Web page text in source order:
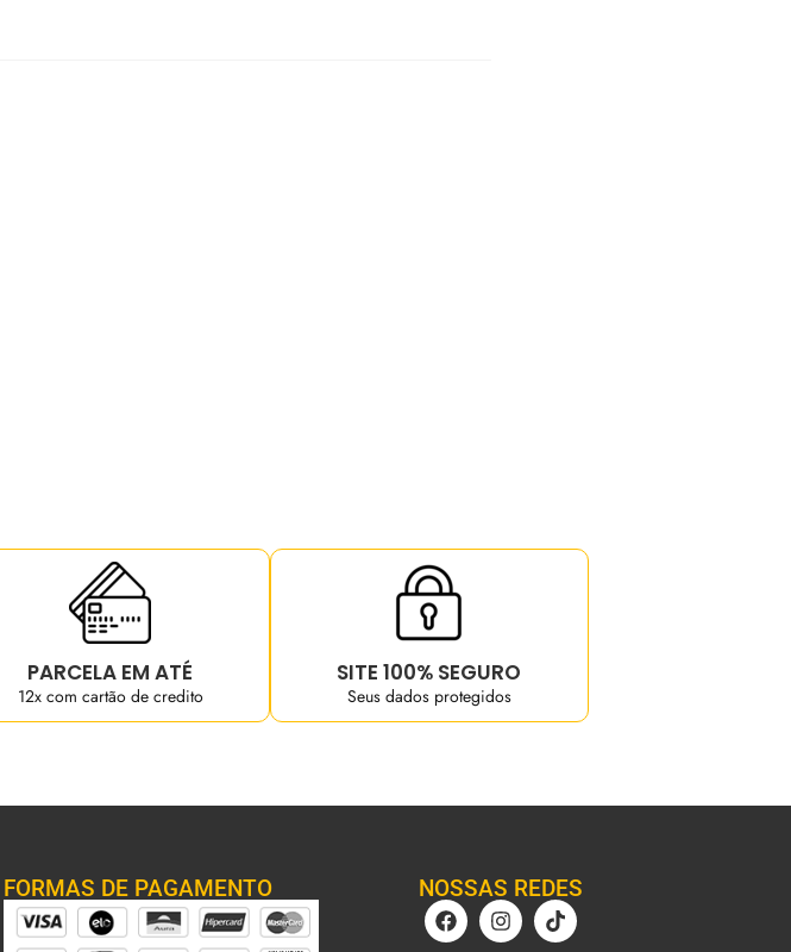
PARCELA EM ATÉ
12x com cartão de credito
SITE 100% SEGURO
Seus dados protegidos
FORMAS DE PAGAMENTO NOSSAS REDES